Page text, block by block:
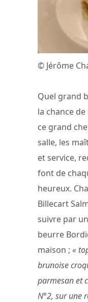
© Jérôme
Quel grand
la chance
ce grand
salle, les
et service,
font de
heureux.
Billecart
suivre par
beurre
maison ; «
brunoise
parmesan et
N°2, sur une